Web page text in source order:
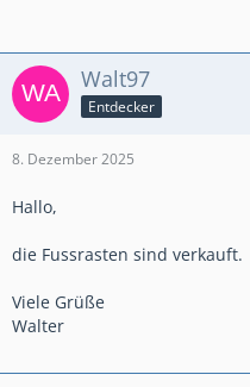
Walt97
Entdecker
8. Dezember 2025
Hallo,
die Fussrasten sind verkauft.
Viele Grüße
Walter